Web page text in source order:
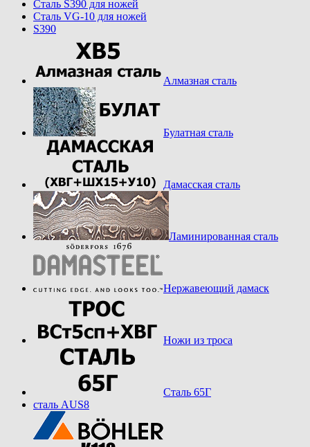
Cталь S390 для ножей
Cталь VG-10 для ножей
S390
Алмазная сталь
Булатная сталь
Дамасская сталь
Ламинированная сталь
Нержавеющий дамаск
Ножи из троса
Сталь 65Г
сталь AUS8